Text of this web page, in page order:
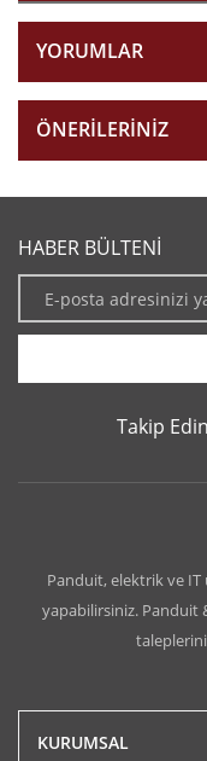
YORUMLAR
ÖNERILERINIZ
HABER BÜLTENİ
Takip Edin
Panduit, elektrik ve
yapabilirsiniz. Panduit
KURUMSAL